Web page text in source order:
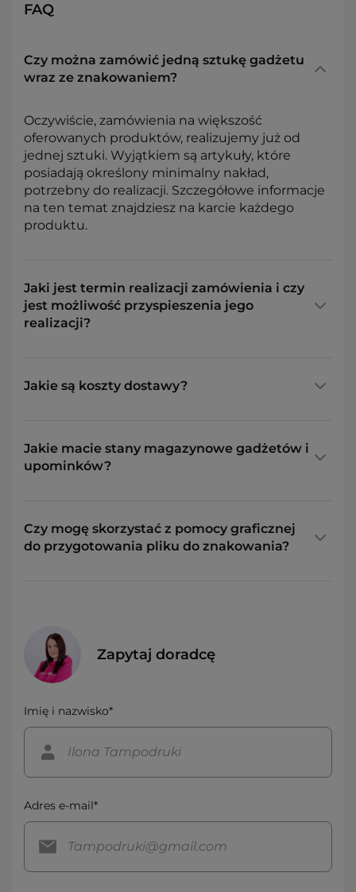
FAQ
Czy można zamówić jedną sztukę gadżetu
wraz ze znakowaniem?
Oczywiście, zamówienia na większość
oferowanych produktów, realizujemy już od
jednej sztuki. Wyjątkiem są artykuły, które
posiadają określony minimalny nakład,
potrzebny do realizacji. Szczegółowe informacje
na ten temat znajdziesz na karcie każdego
produktu.
Jaki jest termin realizacji zamówienia i czy
jest możliwość przyspieszenia jego
realizacji?
Jakie są koszty dostawy?
Jakie macie stany magazynowe gadżetów i
upominków?
Czy mogę skorzystać z pomocy graficznej
do przygotowania pliku do znakowania?
Zapytaj doradcę
Imię i nazwisko*
Adres e-mail*